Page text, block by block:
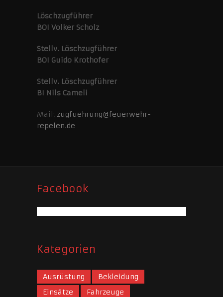
Löschzugführer
BOI Volker Scholz
Stellv. Löschzugführer
BOI Guido Krothofer
Stellv. Löschzugführer
BI Nils Cameli
Mail: zugfuehrung@feuerwehr-
repelen.de
Facebook
Kategorien
Ausrüstung
Bekleidung
Einsätze
Fahrzeuge